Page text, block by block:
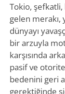
Tokio,
gelen
dünyayı
bir arzuyla
karşısında
pasif ve
bedenini geri
gerektiğinde